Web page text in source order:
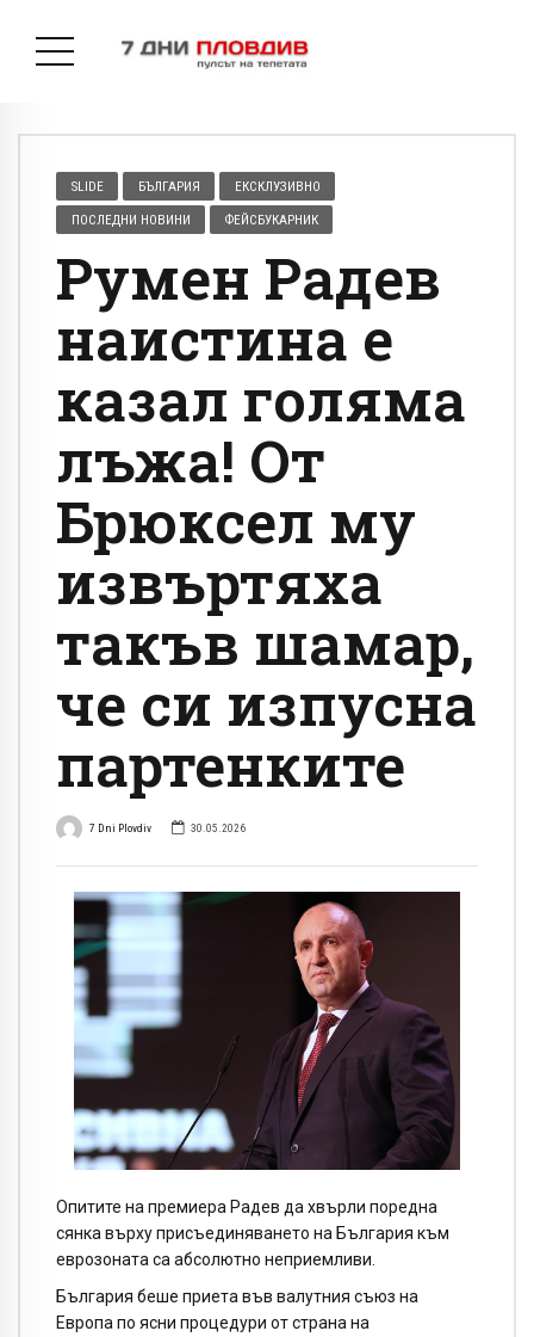
SLIDE БЪЛГАРИЯ ЕКСКЛУЗИВНО
ПОСЛЕДНИ НОВИНИ ФЕЙСБУКАРНИК
Румен Радев
наистина е
казал голяма
лъжа! От
Брюксел му
извъртяха
такъв шамар,
че си изпусна
партенките
7 Dni Plovdiv 30.05.2026
Опитите на премиера Радев да хвърли поредна
сянка върху присъединяването на България към
еврозоната са абсолютно неприемливи.
България беше приета във валутния съюз на
Европа по ясни процедури от страна на